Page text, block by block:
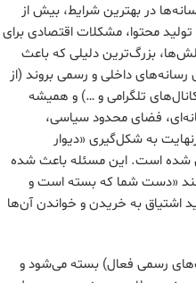
در بهترین شرایط، بیش از
محتوا، مشکلات اقتصادی برای
بزرگ‌ترین دلیلی که باعث
داخلی و رسمی بروند (از
تلگرامی و …) و همیشه
فضای محدود سیاسی،
به شکل‌گیری «دیوار
شده است. این مسئله باعث شده
کنند «دست شما که بسته است و
اشتیاق به خریدن و خواندن آن‌ها
رسمی فعال) بسته می‌شود و